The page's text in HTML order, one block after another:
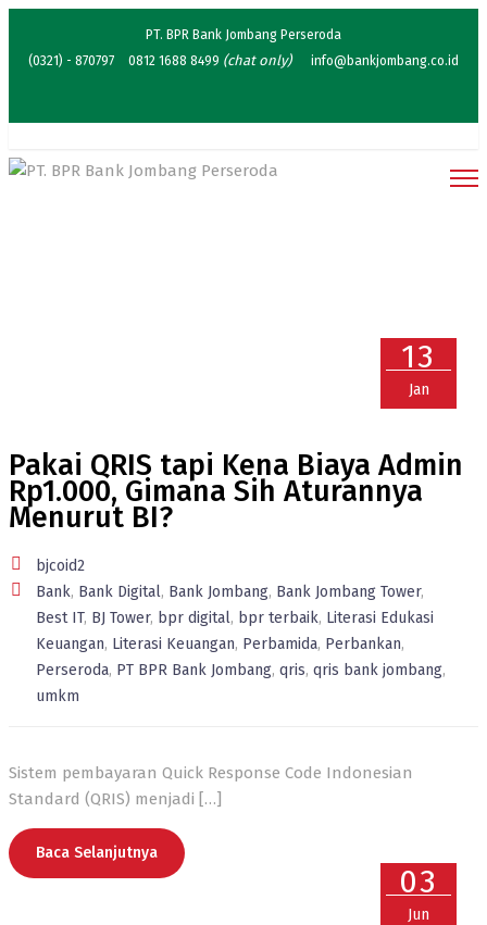
PT. BPR Bank Jombang Perseroda
(0321) - 870797
0812 1688 8499 (chat only) info@bankjombang.co.id
13
Jan
Pakai QRIS tapi Kena Biaya Admin
Rp1.000, Gimana Sih Aturannya
Menurut BI?
bjcoid2
Bank, Bank Digital, Bank Jombang, Bank Jombang Tower,
Best IT, BJ Tower, bpr digital, bpr terbaik, Literasi Edukasi
Keuangan, Literasi Keuangan, Perbamida, Perbankan,
Perseroda, PT BPR Bank Jombang, qris, qris bank jombang,
umkm
Sistem pembayaran Quick Response Code Indonesian
Standard (QRIS) menjadi […]
Baca Selanjutnya
03
Jun